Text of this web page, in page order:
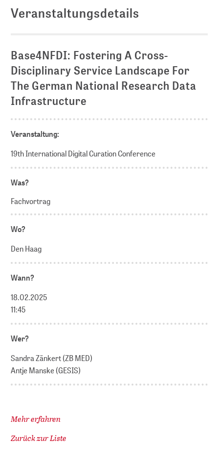
Veranstaltungsdetails
Base4NFDI: Fostering A Cross-
Disciplinary Service Landscape For
The German National Research Data
Infrastructure
Veranstaltung:
19th International Digital Curation Conference
Was?
Fachvortrag
Wo?
Den Haag
Wann?
18.02.2025
11:45
Wer?
Sandra Zänkert (ZB MED)
Antje Manske (GESIS)
Mehr erfahren
Zurück zur Liste